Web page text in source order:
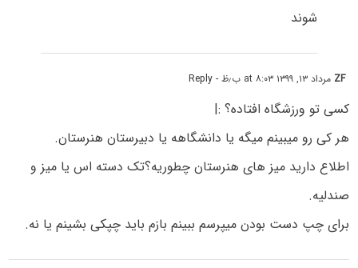
شوند
ZF مرداد ۱۳, ۱۳۹۹ at ۸:۰۳ ب٫ظ - Reply
کسی تو ورزشگاه افتاده؟ :|
هر کی رو میبینم میگه یا دانشگاهه یا دبیرستان هنرستان.
اطلاع دارید میز های هنرستان چطوریه؟تک دسته اس یا میز و
صندلیه.
برای چپ دست بودن میپرسم ببینم بازم باید چپکی بشینم یا نه.